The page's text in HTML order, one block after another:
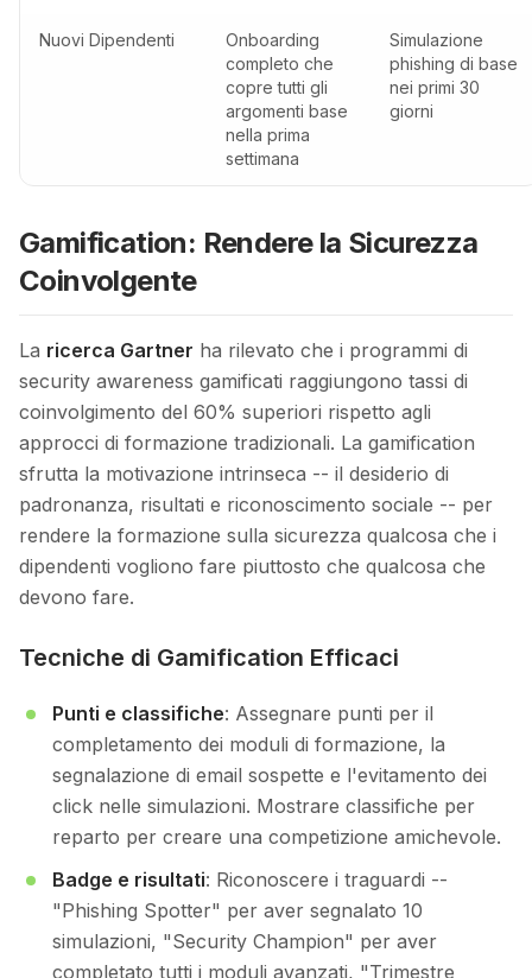
Nuovi Dipendenti
Onboarding
completo che
copre tutti gli
argomenti base
nella prima
settimana
Simulazione
phishing di base
nei primi 30
giorni
Gamification: Rendere la Sicurezza
Coinvolgente
La ricerca Gartner ha rilevato che i programmi di
security awareness gamificati raggiungono tassi di
coinvolgimento del 60% superiori rispetto agli
approcci di formazione tradizionali. La gamification
sfrutta la motivazione intrinseca -- il desiderio di
padronanza, risultati e riconoscimento sociale -- per
rendere la formazione sulla sicurezza qualcosa che i
dipendenti vogliono fare piuttosto che qualcosa che
devono fare.
Tecniche di Gamification Efficaci
Punti e classifiche: Assegnare punti per il
completamento dei moduli di formazione, la
segnalazione di email sospette e l'evitamento dei
click nelle simulazioni. Mostrare classifiche per
reparto per creare una competizione amichevole.
Badge e risultati: Riconoscere i traguardi --
"Phishing Spotter" per aver segnalato 10
simulazioni, "Security Champion" per aver
completato tutti i moduli avanzati, "Trimestre